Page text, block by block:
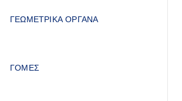
ΓΕΩΜΕΤΡΙΚΑ ΟΡΓΑΝΑ
ΓΟΜΕΣ